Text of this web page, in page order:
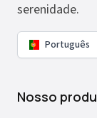
serenidade.
Português
Nosso